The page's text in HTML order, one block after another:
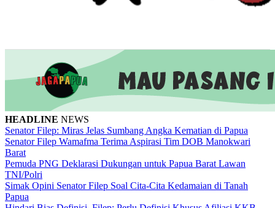
HEADLINE NEWS
Senator Filep: Miras Jelas Sumbang Angka Kematian di Papua
Senator Filep Wamafma Terima Aspirasi Tim DOB Manokwari
Barat
Pemuda PNG Deklarasi Dukungan untuk Papua Barat Lawan
TNI/Polri
Simak Opini Senator Filep Soal Cita-Cita Kedamaian di Tanah
Papua